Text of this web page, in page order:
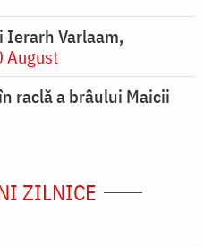
Ierarh Varlaam,
August
raclă a brâului Maicii
ZILNICE